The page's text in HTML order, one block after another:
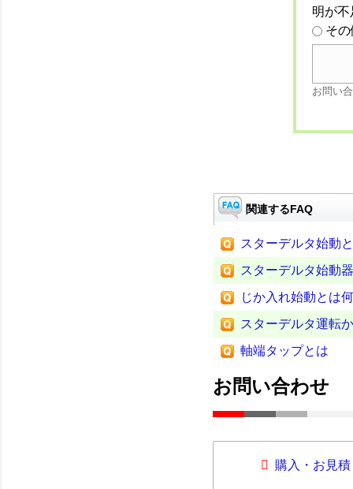
明が
そ
お問い
関連するFAQ
スターデルタ始動
スターデルタ始動
じか入れ始動とは
スターデルタ運転
軸端タップとは
お問い合わせ
購入・お見